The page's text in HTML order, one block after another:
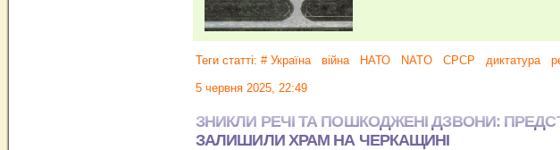
Теги статті: # Україна війна НАТО NATO СРСР диктатура
5 червня 2025, 22:49
ЗНИКЛИ РЕЧІ ТА ПОШКОДЖЕНІ ДЗВОНИ:
ЗАЛИШИЛИ ХРАМ НА ЧЕРКАЩИНІ